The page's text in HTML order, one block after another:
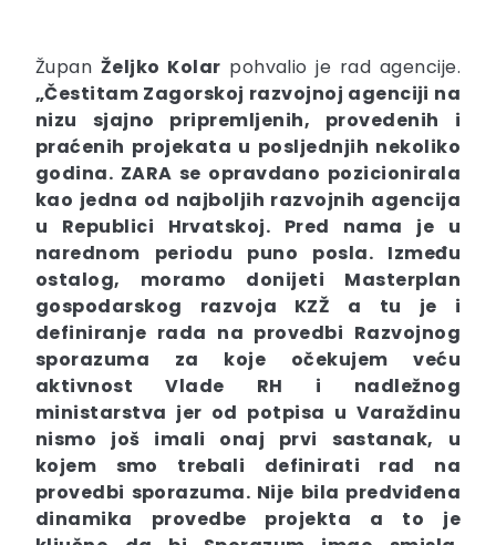
Župan Željko Kolar pohvalio je rad agencije.
„Čestitam Zagorskoj razvojnoj agenciji na
nizu sjajno pripremljenih, provedenih i
praćenih projekata u posljednjih nekoliko
godina. ZARA se opravdano pozicionirala
kao jedna od najboljih razvojnih agencija
u Republici Hrvatskoj. Pred nama je u
narednom periodu puno posla. Između
ostalog, moramo donijeti Masterplan
gospodarskog razvoja KZŽ a tu je i
definiranje rada na provedbi Razvojnog
sporazuma za koje očekujem veću
aktivnost Vlade RH i nadležnog
ministarstva jer od potpisa u Varaždinu
nismo još imali onaj prvi sastanak, u
kojem smo trebali definirati rad na
provedbi sporazuma. Nije bila predviđena
dinamika provedbe projekta a to je